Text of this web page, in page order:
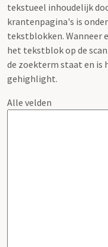
tekstueel inhoudelijk
krantenpagina's is
tekstblokken. Wanneer
het tekstblok op de
de zoekterm staat en is
gehighlight.
Alle velden